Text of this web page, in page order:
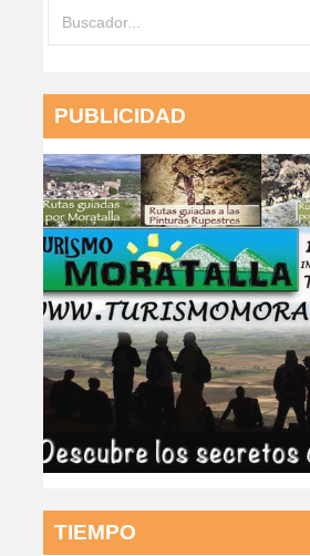
PUBLICIDAD
TIEMPO